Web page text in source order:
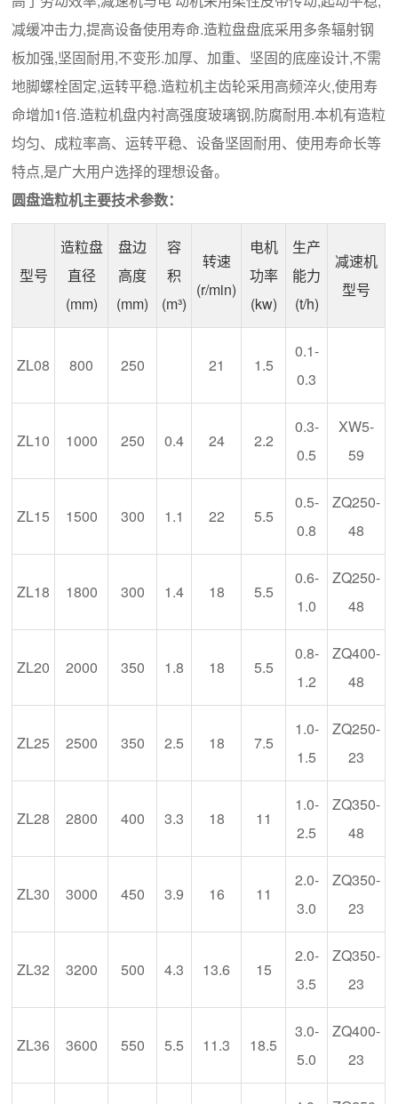
减缓冲击力,提高设备使用寿命.造粒盘盘底采用多条辐射钢
板加强,坚固耐用,不变形.加厚、加重、坚固的底座设计,不需
地脚螺栓固定,运转平稳.造粒机主齿轮采用高频淬火,使用寿
命增加1倍.造粒机盘内衬高强度玻璃钢,防腐耐用.本机有造粒
均匀、成粒率高、运转平稳、设备坚固耐用、使用寿命长等
特点,是广大用户选择的理想设备。
圆盘造粒机主要技术参数：
型号
造粒盘
直径
(mm)
盘边
高度
(mm)
容
积
(m³)
转速
(r/min)
电机
功率
(kw)
生产
能力
(t/h)
减速机
型号
ZL08 800 250 21 1.5
0.1-
0.3
ZL10 1000 250 0.4 24 2.2
0.3-
0.5
XW5-
59
ZL15 1500 300 1.1 22 5.5
0.5-
0.8
ZQ250-
48
ZL18 1800 300 1.4 18 5.5
0.6-
1.0
ZQ250-
48
ZL20 2000 350 1.8 18 5.5
0.8-
1.2
ZQ400-
48
ZL25 2500 350 2.5 18 7.5
1.0-
1.5
ZQ250-
23
ZL28 2800 400 3.3 18 11
1.0-
2.5
ZQ350-
48
ZL30 3000 450 3.9 16 11
2.0-
3.0
ZQ350-
23
ZL32 3200 500 4.3 13.6 15
2.0-
3.5
ZQ350-
23
ZL36 3600 550 5.5 11.3 18.5
3.0-
5.0
ZQ400-
23